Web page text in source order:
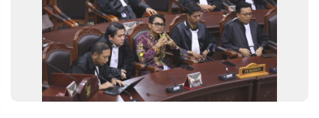
RESOLUSI
MEDIA